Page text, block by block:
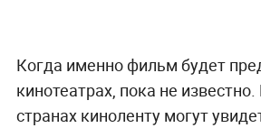
Когда именно фильм будет
кинотеатрах, пока не
странах киноленту могут